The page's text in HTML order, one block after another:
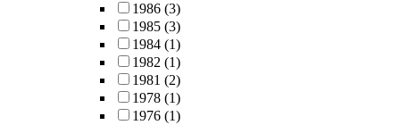
1986 (3)
1985 (3)
1984 (1)
1982 (1)
1981 (2)
1978 (1)
1976 (1)